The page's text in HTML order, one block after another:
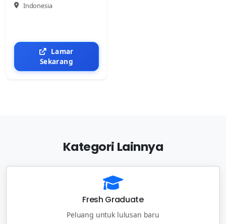
Indonesia
Lamar
Sekarang
Kategori Lainnya
Fresh Graduate
Peluang untuk lulusan baru